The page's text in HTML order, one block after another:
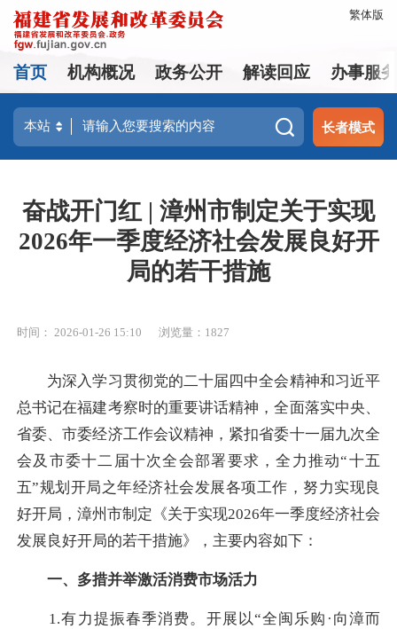
繁体版
首页 机构概况 政务公开 解读回应 办事服
长者模式
奋战开门红 | 漳州市制定关于实现
2026年一季度经济社会发展良好开
局的若干措施
时间： 2026-01-26 15:10 浏览量：1827
为深入学习贯彻党的二十届四中全会精神和习近平
总书记在福建考察时的重要讲话精神，全面落实中央、
省委、市委经济工作会议精神，紧扣省委十一届九次全
会及市委十二届十次全会部署要求，全力推动“十五
五”规划开局之年经济社会发展各项工作，努力实现良
好开局，漳州市制定《关于实现2026年一季度经济社会
发展良好开局的若干措施》，主要内容如下：
一、多措并举激活消费市场活力
1.有力提振春季消费。开展以“全闽乐购·向漳而